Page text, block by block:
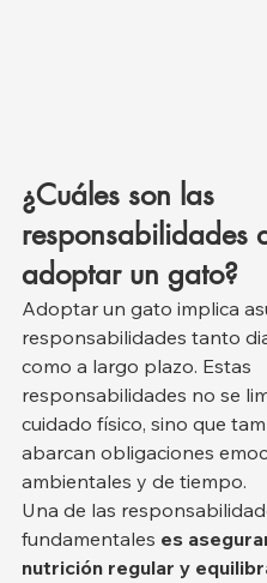
¿Cuáles son las
responsabilidades
adoptar un gato?
Adoptar un gato implica
responsabilidades tanto
como a largo plazo. Estas
responsabilidades no se
cuidado físico, sino que
abarcan obligaciones
ambientales y de tiempo.
Una de las
fundamentales es
nutrición regular y